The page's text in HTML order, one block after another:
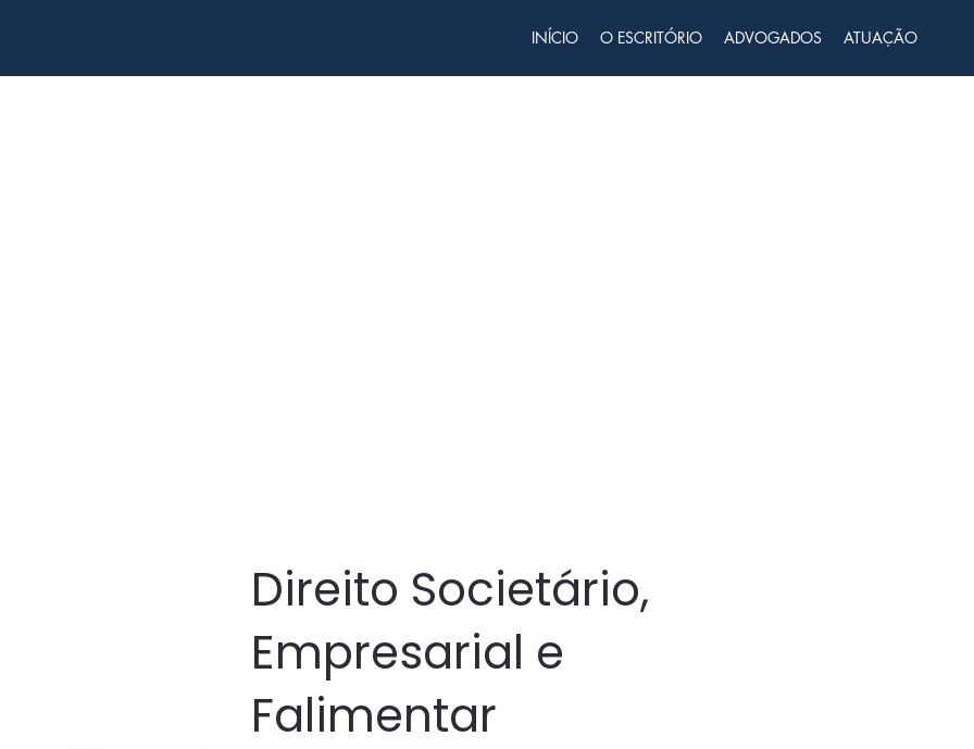
INÍCIO O ESCRITÓRIO ADVOGADOS ATUAÇÃO
Direito Societário,
Empresarial e
Falimentar